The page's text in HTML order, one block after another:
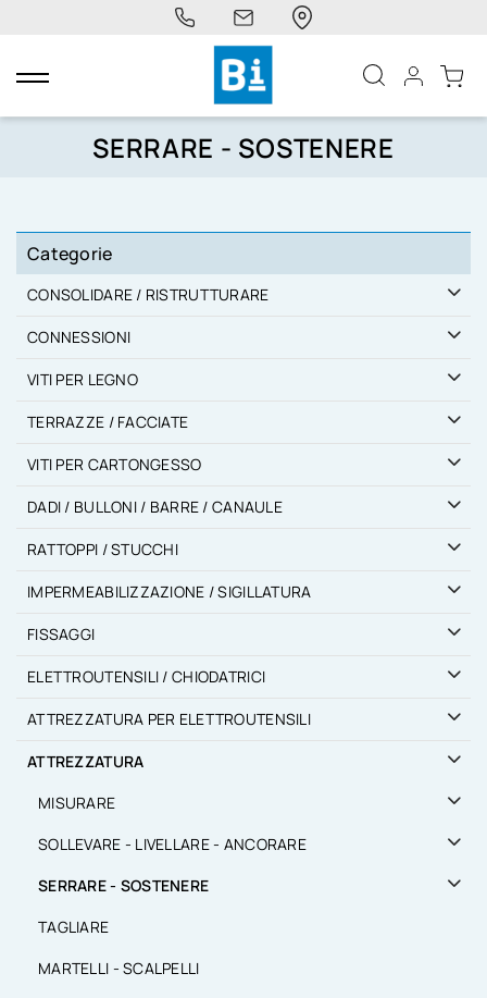
navigazione
SERRARE - SOSTENERE
Categorie
CONSOLIDARE / RISTRUTTURARE
CONNESSIONI
VITI PER LEGNO
TERRAZZE / FACCIATE
VITI PER CARTONGESSO
DADI / BULLONI / BARRE / CANAULE
RATTOPPI / STUCCHI
IMPERMEABILIZZAZIONE / SIGILLATURA
FISSAGGI
ELETTROUTENSILI / CHIODATRICI
ATTREZZATURA PER ELETTROUTENSILI
ATTREZZATURA
MISURARE
SOLLEVARE - LIVELLARE - ANCORARE
SERRARE - SOSTENERE
TAGLIARE
MARTELLI - SCALPELLI